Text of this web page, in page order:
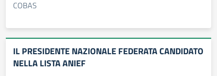
COBAS
IL PRESIDENTE NAZIONALE FEDERATA CANDIDATO
NELLA LISTA ANIEF